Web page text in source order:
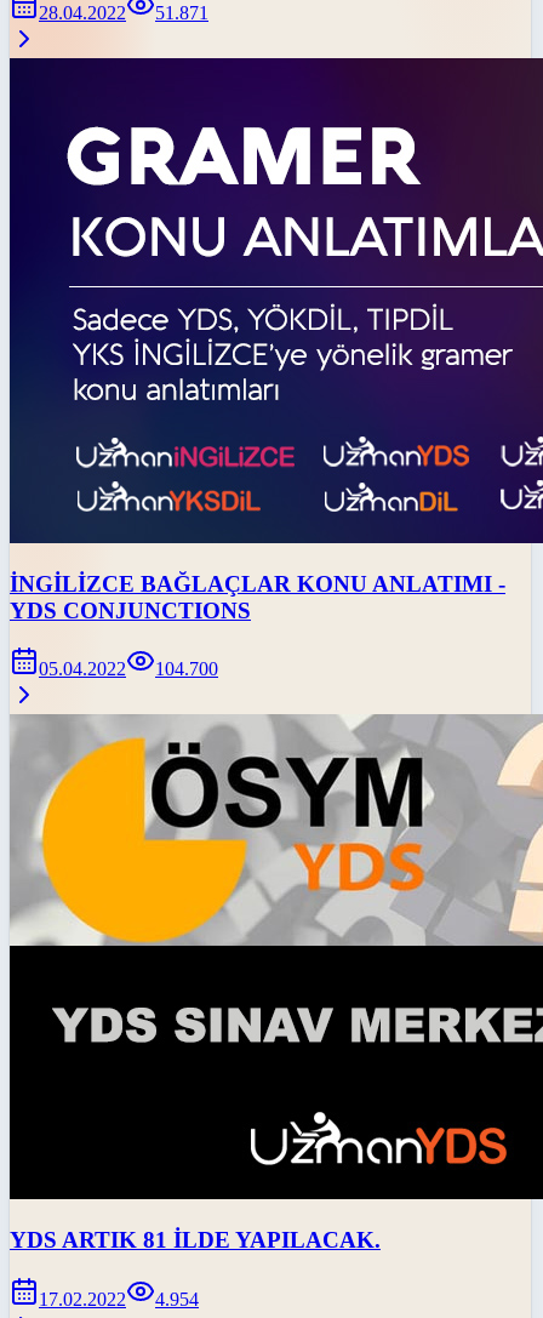
28.04.2022 51.871
İNGİLİZCE BAĞLAÇLAR KONU ANLATIMI -
YDS CONJUNCTIONS
05.04.2022 104.700
YDS ARTIK 81 İLDE YAPILACAK.
17.02.2022 4.954